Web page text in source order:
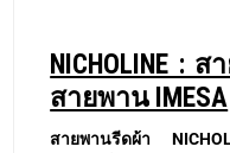
NICHOLINE :
สายพาน IMESA
สายพานรีดผ้า